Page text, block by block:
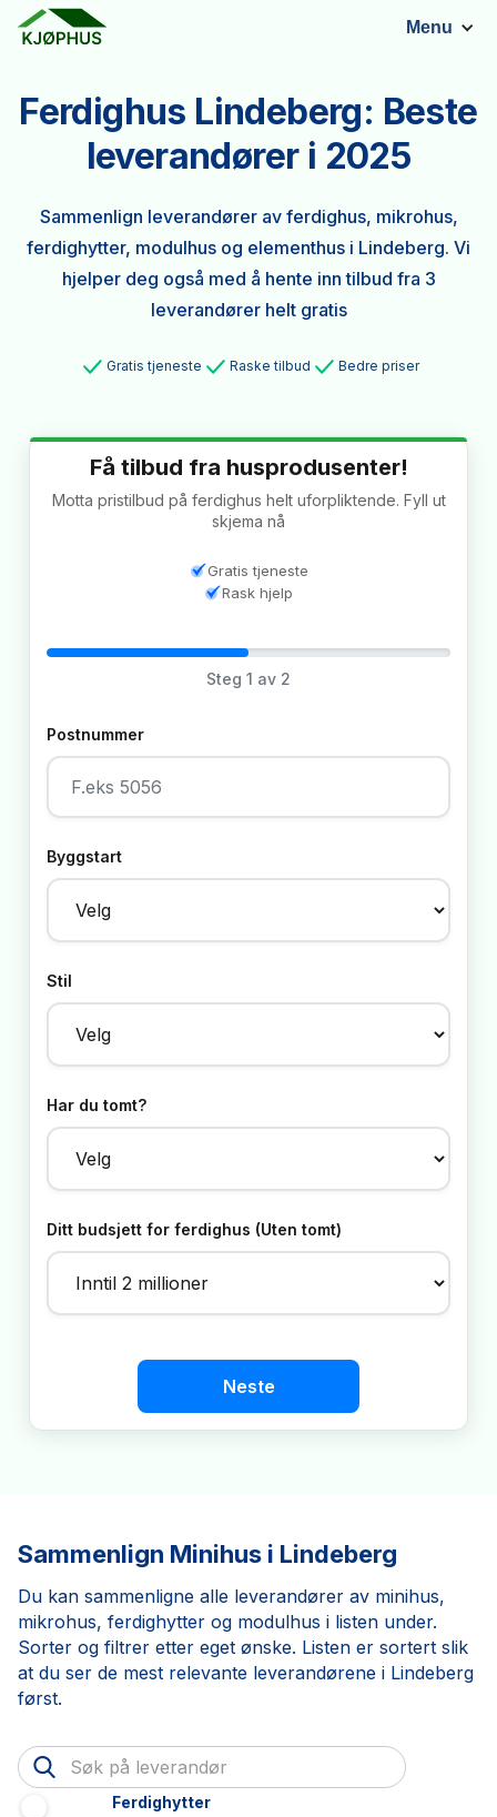
Menu
Ferdighus Lindeberg: Beste
leverandører i 2025
Sammenlign leverandører av ferdighus, mikrohus,
ferdighytter, modulhus og elementhus i Lindeberg. Vi
hjelper deg også med å hente inn tilbud fra 3
leverandører helt gratis
Gratis tjeneste Raske tilbud Bedre priser
Få tilbud fra husprodusenter!
Motta pristilbud på ferdighus helt uforpliktende. Fyll ut
skjema nå
Gratis tjeneste
Rask hjelp
Steg 1 av 2
Postnummer
Byggstart
Stil
Har du tomt?
Ditt budsjett for ferdighus (Uten tomt)
Neste
Sammenlign Minihus i Lindeberg
Du kan sammenligne alle leverandører av minihus,
mikrohus, ferdighytter og modulhus i listen under.
Sorter og filtrer etter eget ønske. Listen er sortert slik
at du ser de mest relevante leverandørene i Lindeberg
først.
Ferdighytter